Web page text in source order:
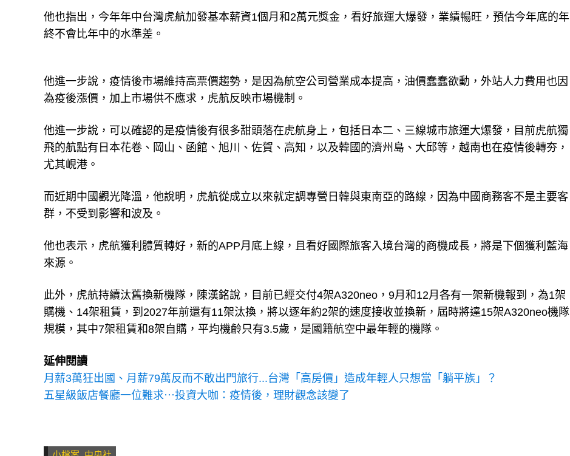
他也指出，今年年中台灣虎航加發基本薪資1個月和2萬元獎金，看好旅運大爆發，業績暢旺，預估今年底的年
終不會比年中的水準差。
他進一步說，疫情後市場維持高票價趨勢，是因為航空公司營業成本提高，油價蠢蠢欲動，外站人力費用也因
為疫後漲價，加上市場供不應求，虎航反映市場機制。
他進一步說，可以確認的是疫情後有很多甜頭落在虎航身上，包括日本二、三線城市旅運大爆發，目前虎航獨
飛的航點有日本花卷、岡山、函館、旭川、佐賀、高知，以及韓國的濟州島、大邱等，越南也在疫情後轉夯，
尤其峴港。
而近期中國觀光降溫，他說明，虎航從成立以來就定調專營日韓與東南亞的路線，因為中國商務客不是主要客
群，不受到影響和波及。
他也表示，虎航獲利體質轉好，新的APP月底上線，且看好國際旅客入境台灣的商機成長，將是下個獲利藍海
來源。
此外，虎航持續汰舊換新機隊，陳漢銘說，目前已經交付4架A320neo，9月和12月各有一架新機報到，為1架
購機、14架租賃，到2027年前還有11架汰換，將以逐年約2架的速度接收並換新，屆時將達15架A320neo機隊
規模，其中7架租賃和8架自購，平均機齡只有3.5歲，是國籍航空中最年輕的機隊。
延伸閱讀
月薪3萬狂出國、月薪79萬反而不敢出門旅行...台灣「高房價」造成年輕人只想當「躺平族」？
五星級飯店餐廳一位難求⋯投資大咖：疫情後，理財觀念該變了